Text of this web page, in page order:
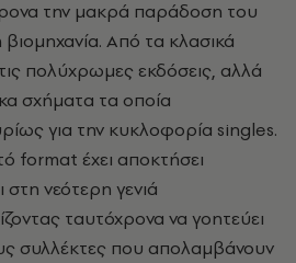
την μακρά παράδοση του
Από τα κλασικά
πολύχρωμες εκδόσεις, αλλά
σχήματα τα οποία
για την κυκλοφορία singles.
format έχει αποκτήσει
νεότερη γενιά
ταυτόχρονα να γοητεύει
συλλέκτες που απολαμβάνουν